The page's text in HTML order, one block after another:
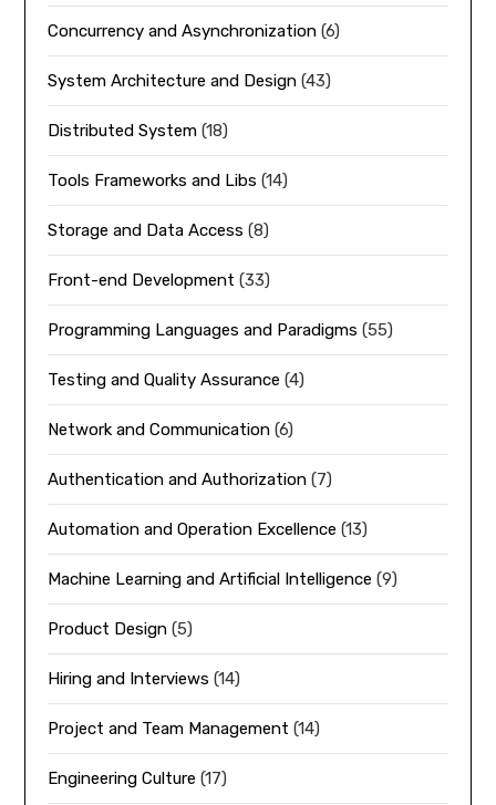
Concurrency and Asynchronization (6)
System Architecture and Design (43)
Distributed System (18)
Tools Frameworks and Libs (14)
Storage and Data Access (8)
Front-end Development (33)
Programming Languages and Paradigms (55)
Testing and Quality Assurance (4)
Network and Communication (6)
Authentication and Authorization (7)
Automation and Operation Excellence (13)
Machine Learning and Artificial Intelligence (9)
Product Design (5)
Hiring and Interviews (14)
Project and Team Management (14)
Engineering Culture (17)